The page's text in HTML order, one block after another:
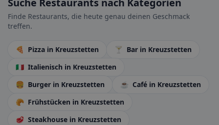
Suche Restaurants nach Kategorien
Finde Restaurants, die heute genau deinen Geschmack
treffen.
🍕 Pizza in Kreuzstetten 🍸 Bar in Kreuzstetten
🇮🇹 Italienisch in Kreuzstetten
🍔 Burger in Kreuzstetten ☕ Café in Kreuzstetten
🥐 Frühstücken in Kreuzstetten
🥩 Steakhouse in Kreuzstetten